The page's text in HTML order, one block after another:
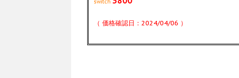
switch
（ 価格確認日：2024/04/06 ）